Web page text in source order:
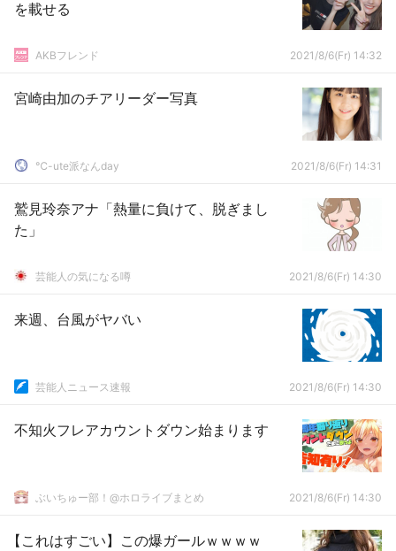
を載せる
AKBフレンド 2021/8/6(Fr) 14:32
宮崎由加のチアリーダー写真
℃-ute派なんday 2021/8/6(Fr) 14:31
鷲見玲奈アナ「熱量に負けて、脱ぎまし
た」
芸能人の気になる噂 2021/8/6(Fr) 14:30
来週、台風がヤバい
芸能人ニュース速報 2021/8/6(Fr) 14:30
不知火フレアカウントダウン始まります
ぶいちゅー部！@ホロライブまとめ 2021/8/6(Fr) 14:30
【これはすごい】この爆ガールｗｗｗｗ